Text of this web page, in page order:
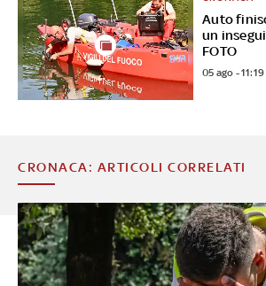
Auto
un
FOTO
05 ago - 11:19
CRONACA: ARTICOLI CORRELATI